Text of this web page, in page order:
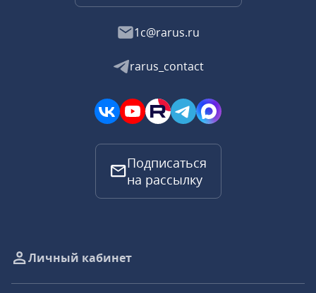
1c@rarus.ru
rarus_contact
Подписаться
на рассылку
Личный кабинет